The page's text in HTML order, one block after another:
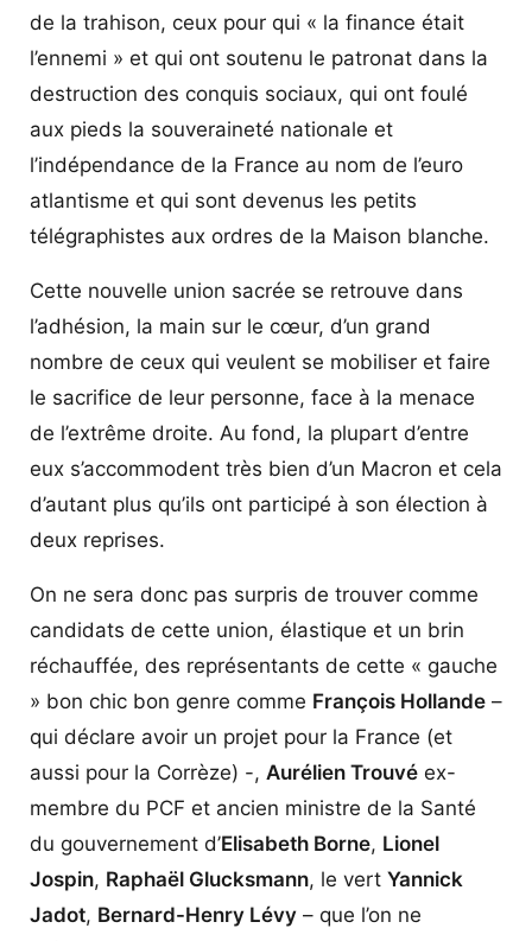
de la trahison, ceux pour qui « la finance était
l’ennemi » et qui ont soutenu le patronat dans la
destruction des conquis sociaux, qui ont foulé
aux pieds la souveraineté nationale et
l’indépendance de la France au nom de l’euro
atlantisme et qui sont devenus les petits
télégraphistes aux ordres de la Maison blanche.
Cette nouvelle union sacrée se retrouve dans
l’adhésion, la main sur le cœur, d’un grand
nombre de ceux qui veulent se mobiliser et faire
le sacrifice de leur personne, face à la menace
de l’extrême droite. Au fond, la plupart d’entre
eux s’accommodent très bien d’un Macron et cela
d’autant plus qu’ils ont participé à son élection à
deux reprises.
On ne sera donc pas surpris de trouver comme
candidats de cette union, élastique et un brin
réchauffée, des représentants de cette « gauche
» bon chic bon genre comme François Hollande –
qui déclare avoir un projet pour la France (et
aussi pour la Corrèze) -, Aurélien Trouvé ex-
membre du PCF et ancien ministre de la Santé
du gouvernement d’Elisabeth Borne, Lionel
Jospin, Raphaël Glucksmann, le vert Yannick
Jadot, Bernard-Henry Lévy – que l’on ne